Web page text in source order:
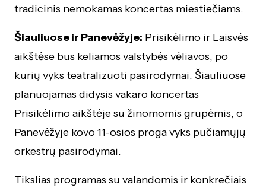
tradicinis nemokamas koncertas miestiečiams.
Šiauliuose ir Panevėžyje: Prisikėlimo ir Laisvės
aikštėse bus keliamos valstybės vėliavos, po
kurių vyks teatralizuoti pasirodymai. Šiauliuose
planuojamas didysis vakaro koncertas
Prisikėlimo aikštėje su žinomomis grupėmis, o
Panevėžyje kovo 11-osios proga vyks pučiamųjų
orkestrų pasirodymai.
Tikslias programas su valandomis ir konkrečiais